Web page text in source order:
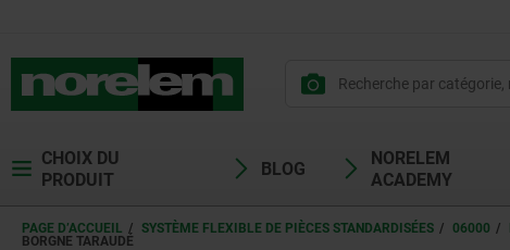
CHOIX DU
PRODUIT
BLOG
NORELEM
ACADEMY
PAGE D’ACCUEIL SYSTÈME FLEXIBLE DE PIÈCES STANDARDISÉES 06000
BORGNE TARAUDÉ